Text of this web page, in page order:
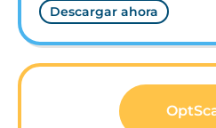
Descargar ahora